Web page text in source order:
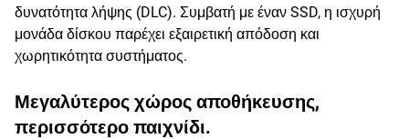
δυνατότητα λήψης (DLC). Συμβατή με έναν SSD, η ισχυρή
μονάδα δίσκου παρέχει εξαιρετική απόδοση και
χωρητικότητα συστήματος.
Μεγαλύτερος χώρος αποθήκευσης,
περισσότερο παιχνίδι.